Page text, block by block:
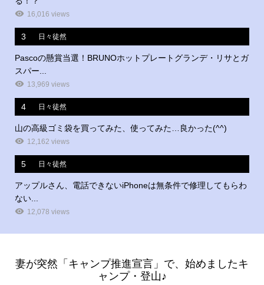
16,016 views
3 日々徒然
Pascoの懸賞当選！BRUNOホットプレートグランデ・リサとガ
スパー...
13,969 views
4 日々徒然
山の高級ゴミ袋を買ってみた、使ってみた…良かった(^^)
12,162 views
5 日々徒然
アップルさん、電話できないiPhoneは無条件で修理してもらわ
ない...
12,078 views
妻が突然「キャンプ推進宣言」で、始めましたキ
ャンプ・登山♪